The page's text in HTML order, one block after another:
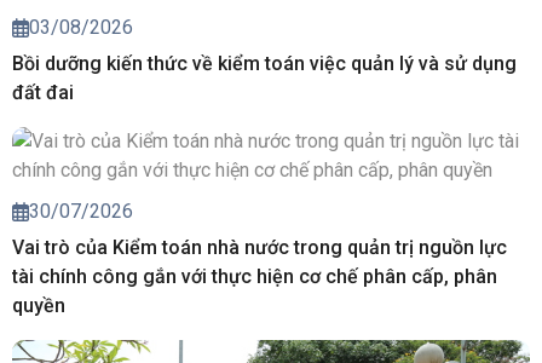
03/08/2026
Bồi dưỡng kiến thức về kiểm toán việc quản lý và sử dụng
đất đai
30/07/2026
Vai trò của Kiểm toán nhà nước trong quản trị nguồn lực
tài chính công gắn với thực hiện cơ chế phân cấp, phân
quyền